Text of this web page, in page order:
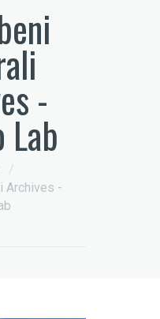
-
/
Archives -